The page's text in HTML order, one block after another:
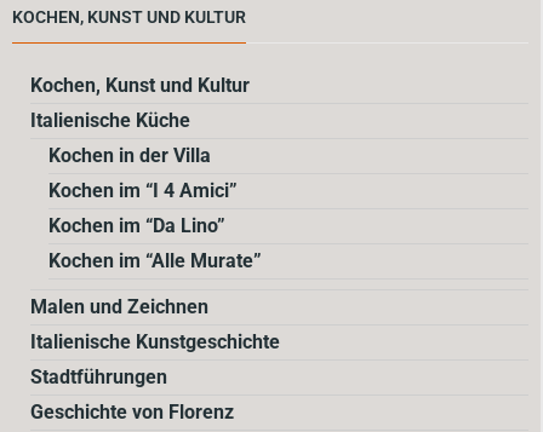
KOCHEN, KUNST UND KULTUR
Kochen, Kunst und Kultur
Italienische Küche
Kochen in der Villa
Kochen im “I 4 Amici”
Kochen im “Da Lino”
Kochen im “Alle Murate”
Malen und Zeichnen
Italienische Kunstgeschichte
Stadtführungen
Geschichte von Florenz